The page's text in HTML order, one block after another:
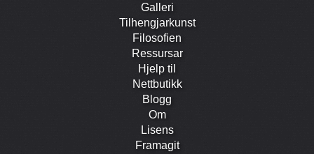
Galleri
Tilhengjar­kunst
Filosofien
Ressursar
Hjelp til
Nett­butikk
Blogg
Om
Lisens
Framagit